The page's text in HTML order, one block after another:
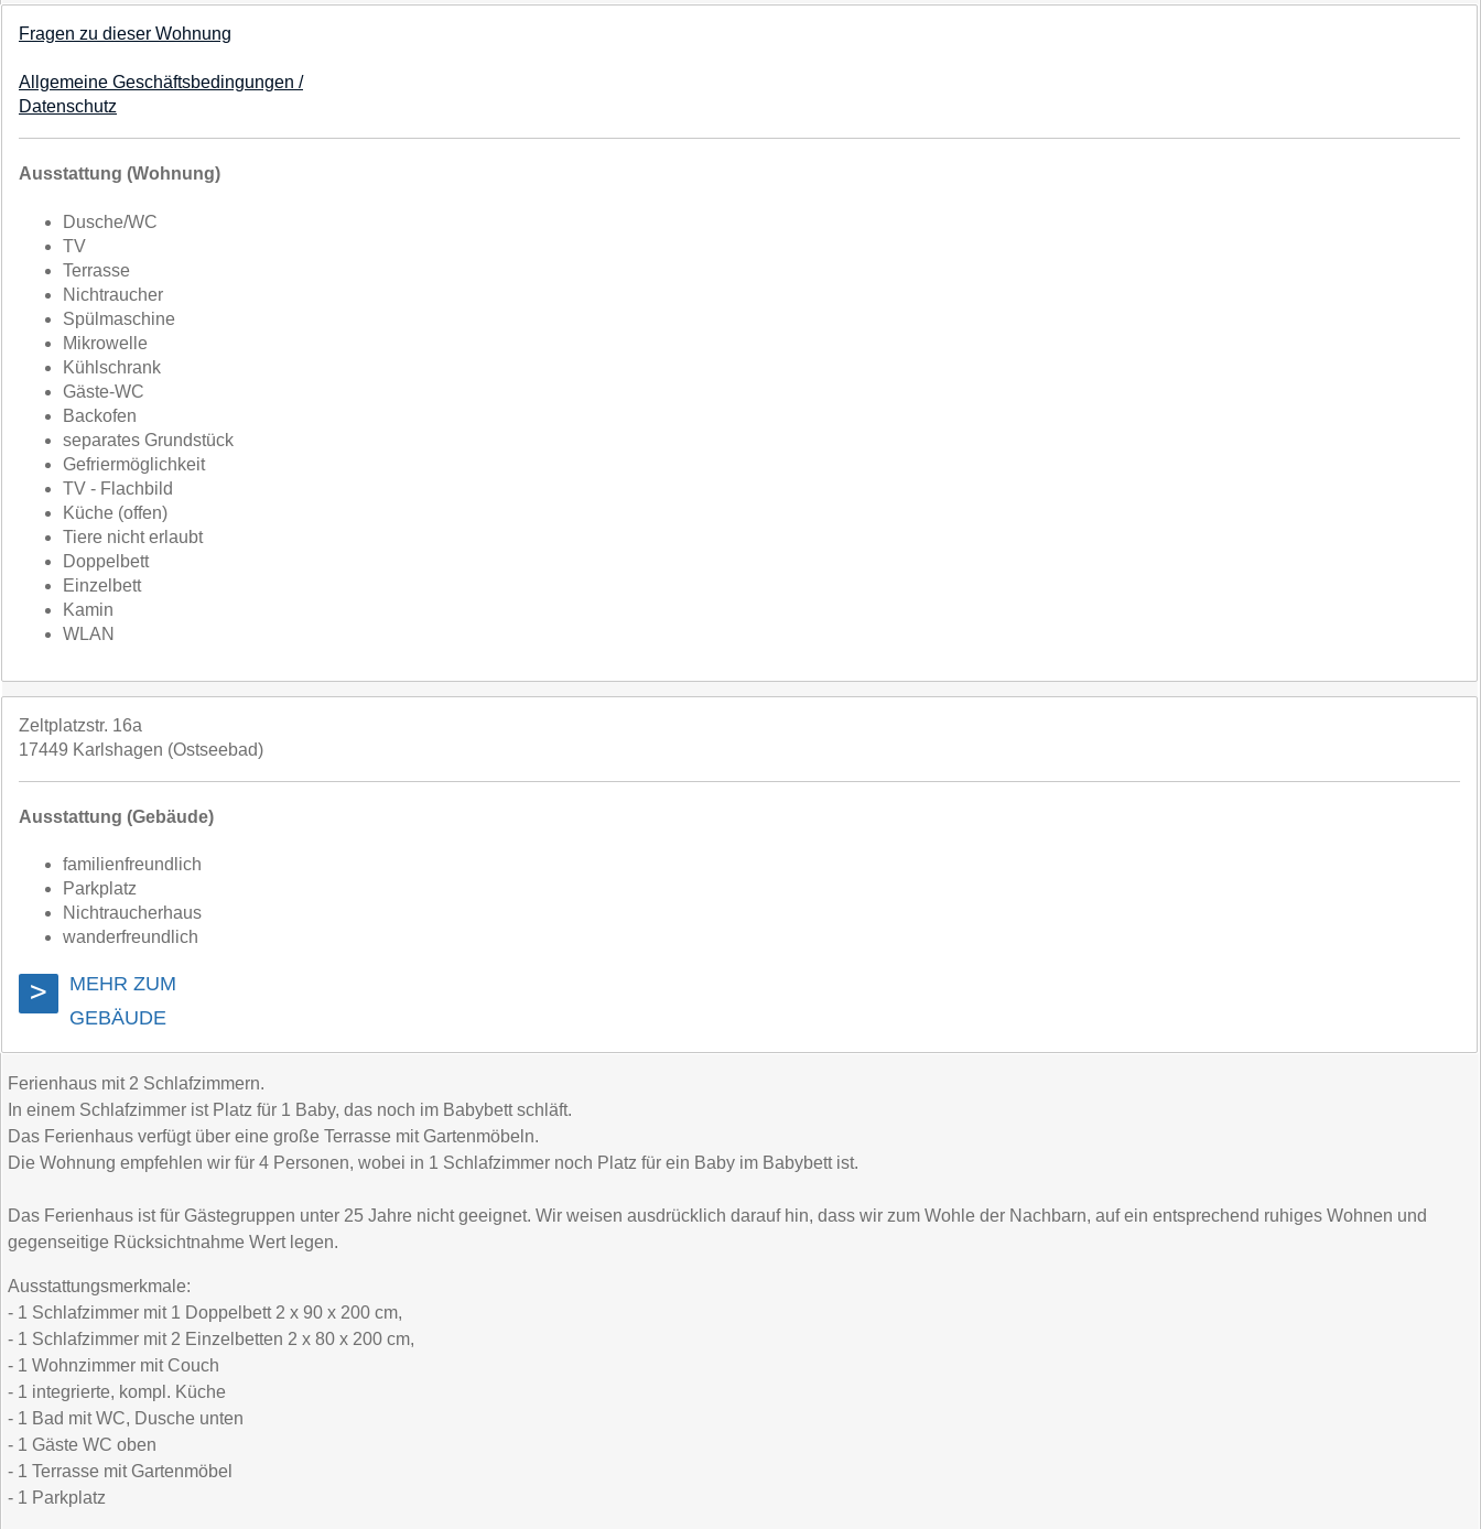
Fragen zu dieser Wohnung
Allgemeine Geschäftsbedingungen /
Datenschutz
Ausstattung (Wohnung)
Dusche/WC
TV
Terrasse
Nichtraucher
Spülmaschine
Mikrowelle
Kühlschrank
Gäste-WC
Backofen
separates Grundstück
Gefriermöglichkeit
TV - Flachbild
Küche (offen)
Tiere nicht erlaubt
Doppelbett
Einzelbett
Kamin
WLAN
Zeltplatzstr. 16a
17449 Karlshagen (Ostseebad)
Ausstattung (Gebäude)
familienfreundlich
Parkplatz
Nichtraucherhaus
wanderfreundlich
>
MEHR ZUM
GEBÄUDE
Ferienhaus mit 2 Schlafzimmern.
In einem Schlafzimmer ist Platz für 1 Baby, das noch im Babybett schläft.
Das Ferienhaus verfügt über eine große Terrasse mit Gartenmöbeln.
Die Wohnung empfehlen wir für 4 Personen, wobei in 1 Schlafzimmer noch Platz für ein Baby im Babybett ist.
Das Ferienhaus ist für Gästegruppen unter 25 Jahre nicht geeignet. Wir weisen ausdrücklich darauf hin, dass wir zum Wohle der Nachbarn, auf ein entsprechend ruhiges Wohnen und
gegenseitige Rücksichtnahme Wert legen.
Ausstattungsmerkmale:
- 1 Schlafzimmer mit 1 Doppelbett 2 x 90 x 200 cm,
- 1 Schlafzimmer mit 2 Einzelbetten 2 x 80 x 200 cm,
- 1 Wohnzimmer mit Couch
- 1 integrierte, kompl. Küche
- 1 Bad mit WC, Dusche unten
- 1 Gäste WC oben
- 1 Terrasse mit Gartenmöbel
- 1 Parkplatz